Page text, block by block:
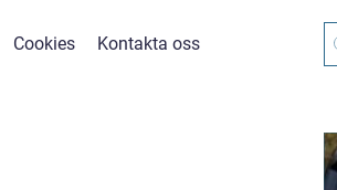
Cookies Kontakta oss